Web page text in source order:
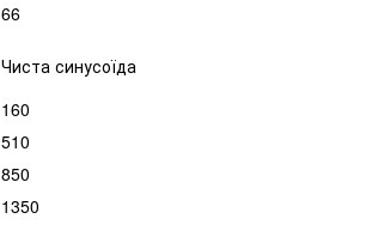
66
Чиста синусоїда
160
510
850
1350